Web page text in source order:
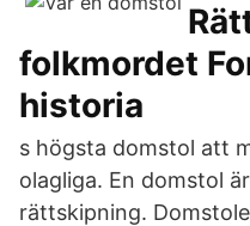
folkmordet
historia
s högsta domstol att
olagliga. En domstol
rättskipning.